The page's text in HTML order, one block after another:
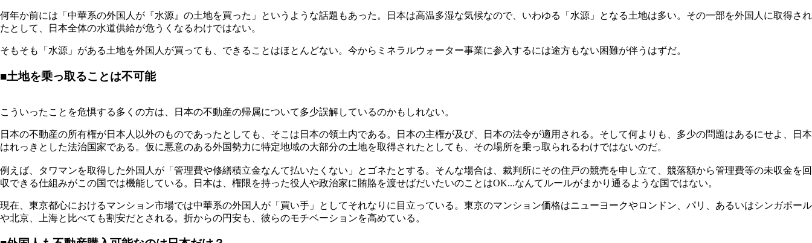
何年か前には「中華系の外国人が『水源』の土地を買った」というような話題もあった。日本は高温多湿な気候なので、いわゆる「水源」となる土地は多い。その一部を外国人に取得され
たとして、日本全体の水道供給が危うくなるわけではない。
そもそも「水源」がある土地を外国人が買っても、できることはほとんどない。今からミネラルウォーター事業に参入するには途方もない困難が伴うはずだ。
■土地を乗っ取ることは不可能
こういったことを危惧する多くの方は、日本の不動産の帰属について多少誤解しているのかもしれない。
日本の不動産の所有権が日本人以外のものであったとしても、そこは日本の領土内である。日本の主権が及び、日本の法令が適用される。そして何よりも、多少の問題はあるにせよ、日本
はれっきとした法治国家である。仮に悪意のある外国勢力に特定地域の大部分の土地を取得されたとしても、その場所を乗っ取られるわけではないのだ。
例えば、タワマンを取得した外国人が「管理費や修繕積立金なんて払いたくない」とゴネたとする。そんな場合は、裁判所にその住戸の競売を申し立て、競落額から管理費等の未収金を回
収できる仕組みがこの国では機能している。日本は、権限を持った役人や政治家に賄賂を渡せばだいたいのことはOK...なんてルールがまかり通るような国ではない。
現在、東京都心におけるマンション市場では中華系の外国人が「買い手」としてそれなりに目立っている。東京のマンション価格はニューヨークやロンドン、パリ、あるいはシンガポール
や北京、上海と比べても割安だとされる。折からの円安も、彼らのモチベーションを高めている。